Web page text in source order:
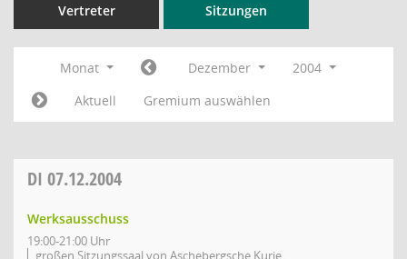
Vertreter Sitzungen
Monat Dezember
2004
Aktuell
Gremium auswählen
DI 07.12.2004
Werksausschuss
19:00-21:00 Uhr
großen Sitzungssaal von Aschebergsche Kurie,